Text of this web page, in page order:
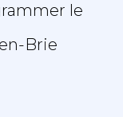
le
Brie